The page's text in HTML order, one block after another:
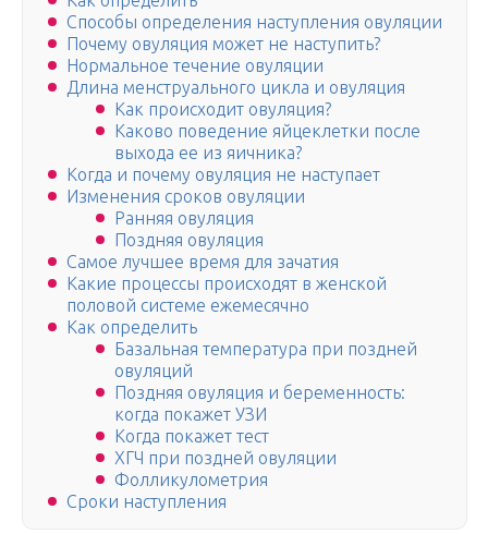
Способы определения наступления овуляции
Почему овуляция может не наступить?
Нормальное течение овуляции
Длина менструального цикла и овуляция
Как происходит овуляция?
Каково поведение яйцеклетки после
выхода ее из яичника?
Когда и почему овуляция не наступает
Изменения сроков овуляции
Ранняя овуляция
Поздняя овуляция
Самое лучшее время для зачатия
Какие процессы происходят в женской
половой системе ежемесячно
Как определить
Базальная температура при поздней
овуляций
Поздняя овуляция и беременность:
когда покажет УЗИ
Когда покажет тест
ХГЧ при поздней овуляции
Фолликулометрия
Сроки наступления